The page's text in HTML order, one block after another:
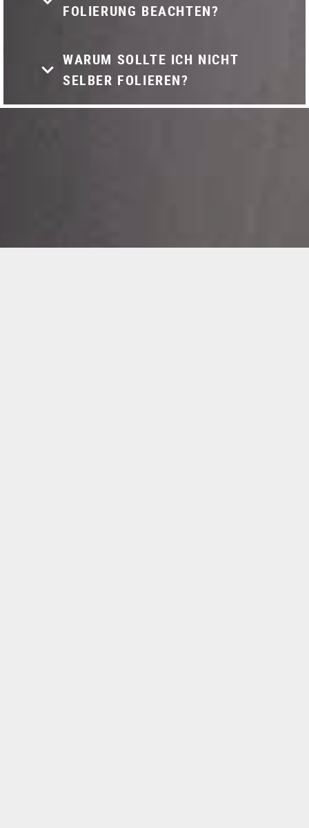
FOLIERUNG BEACHTEN?
WARUM SOLLTE ICH NICHT
SELBER FOLIEREN?